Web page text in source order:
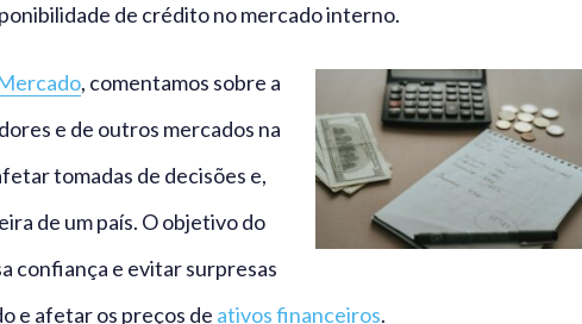
de crédito no mercado interno.
, comentamos sobre a
e de outros mercados na
tomadas de decisões e,
de um país. O objetivo do
confiança e evitar surpresas
e afetar os preços de ativos financeiros.